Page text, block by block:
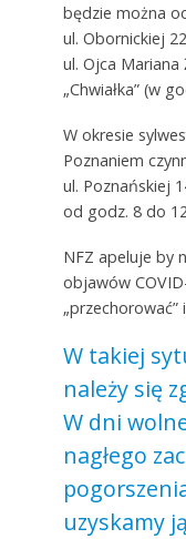
będzie można
ul. Obornickiej
ul. Ojca Mariana
„Chwiałka” (w
W okresie
Poznaniem
ul. Poznańskiej
od godz. 8 do 12
NFZ apeluje by
objawów
„przechorować”
W takiej
należy się
W dni
nagłego
uzyskamy